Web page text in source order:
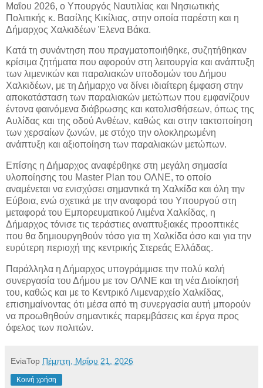
Μαΐου 2026, ο Υπουργός Ναυτιλίας και Νησιωτικής
Πολιτικής κ. Βασίλης Κικίλιας, στην οποία παρέστη και η
Δήμαρχος Χαλκιδέων Έλενα Βάκα.
Κατά τη συνάντηση που πραγματοποιήθηκε, συζητήθηκαν
κρίσιμα ζητήματα που αφορούν στη λειτουργία και ανάπτυξη
των λιμενικών και παραλιακών υποδομών του Δήμου
Χαλκιδέων, με τη Δήμαρχο να δίνει ιδιαίτερη έμφαση στην
αποκατάσταση των παραλιακών μετώπων που εμφανίζουν
έντονα φαινόμενα διάβρωσης και κατολισθήσεων, όπως της
Αυλίδας και της οδού Ανθέων, καθώς και στην τακτοποίηση
των χερσαίων ζωνών, με στόχο την ολοκληρωμένη
ανάπτυξη και αξιοποίηση των παραλιακών μετώπων.
Επίσης η Δήμαρχος αναφέρθηκε στη μεγάλη σημασία
υλοποίησης του Master Plan του ΟΛΝΕ, το οποίο
αναμένεται να ενισχύσει σημαντικά τη Χαλκίδα και όλη την
Εύβοια, ενώ σχετικά με την αναφορά του Υπουργού στη
μεταφορά του Εμπορευματικού Λιμένα Χαλκίδας, η
Δήμαρχος τόνισε τις τεράστιες αναπτυξιακές προοπτικές
που θα δημιουργηθούν τόσο για τη Χαλκίδα όσο και για την
ευρύτερη περιοχή της κεντρικής Στερεάς Ελλάδας.
Παράλληλα η Δήμαρχος υπογράμμισε την πολύ καλή
συνεργασία του Δήμου με τον ΟΛΝΕ και τη νέα Διοίκησή
του, καθώς και με το Κεντρικό Λιμεναρχείο Χαλκίδας,
επισημαίνοντας ότι μέσα από τη συνεργασία αυτή μπορούν
να προωθηθούν σημαντικές παρεμβάσεις και έργα προς
όφελος των πολιτών.
EviaTop Πέμπτη, Μαΐου 21, 2026
Κοινή χρήση